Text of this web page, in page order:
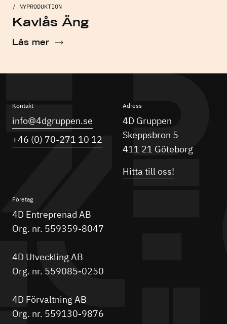
/ NYPRODUKTION
Kavlås Äng
Läs mer
Kontakt
info@4dgruppen.se
+46 (0) 70-271 10 12
Adress
4D Gruppen
Skeppsbron 5
411 21 Göteborg
Hitta till oss!
Företag
4D Entreprenad AB
Org. nr. 559359-8047
4D Utveckling AB
Org. nr. 559085-0250
4D Förvaltning AB
Org. nr. 559130-9876